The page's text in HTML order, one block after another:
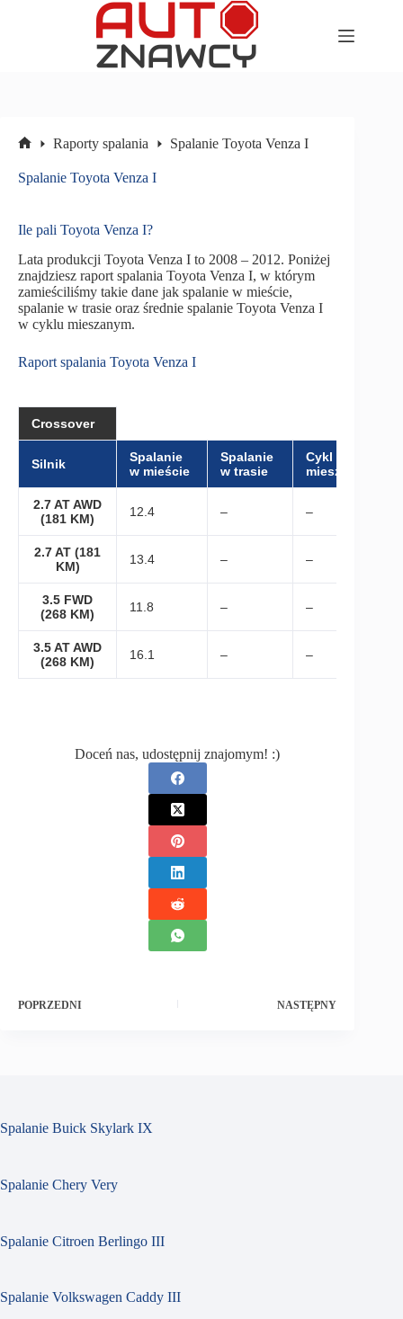
główna
Raporty spalania Spalanie Toyota Venza I
Spalanie Toyota Venza I
Ile pali Toyota Venza I?
Lata produkcji Toyota Venza I to 2008 – 2012. Poniżej
znajdziesz raport spalania Toyota Venza I, w którym
zamieściliśmy takie dane jak spalanie w mieście,
spalanie w trasie oraz średnie spalanie Toyota Venza I
w cyklu mieszanym.
Raport spalania Toyota Venza I
Crossover
Silnik
Spalanie
w mieście
Spalanie
w trasie
Cykl
mieszany
2.7 AT AWD
(181 KM)
12.4 – –
2.7 AT (181
KM)
13.4 – –
3.5 FWD
(268 KM)
11.8 – –
3.5 AT AWD
(268 KM)
16.1 – –
Doceń nas, udostępnij znajomym! :)
POPRZEDNI NASTĘPNY
Spalanie Buick Skylark IX
Spalanie Chery Very
Spalanie Citroen Berlingo III
Spalanie Volkswagen Caddy III